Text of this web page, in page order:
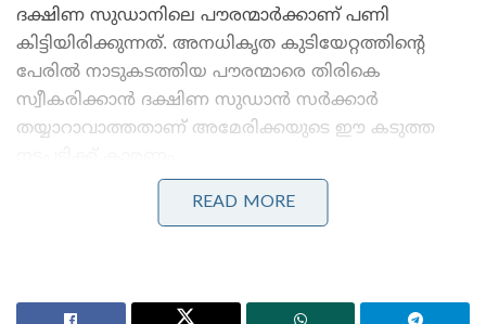
ദക്ഷിണ സുഡാനിലെ പൗരന്മാർക്കാണ് പണി
കിട്ടിയിരിക്കുന്നത്. അനധികൃത കുടിയേറ്റത്തിന്റെ
പേരിൽ നാടുകടത്തിയ പൗരന്മാരെ തിരികെ
സ്വീകരിക്കാൻ ദക്ഷിണ സുഡാൻ സർക്കാർ
തയ്യാറാവാത്തതാണ് അമേരിക്കയുടെ ഈ കടുത്ത
Stories you may like
പ്രൊപ്പോസൽ ഇന്ത്യയ്ക്ക് സമർപ്പിച്ച് ഫ്രാൻസ്
READ MORE